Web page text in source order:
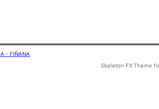
- FIÑANA
Skeleton FX Theme